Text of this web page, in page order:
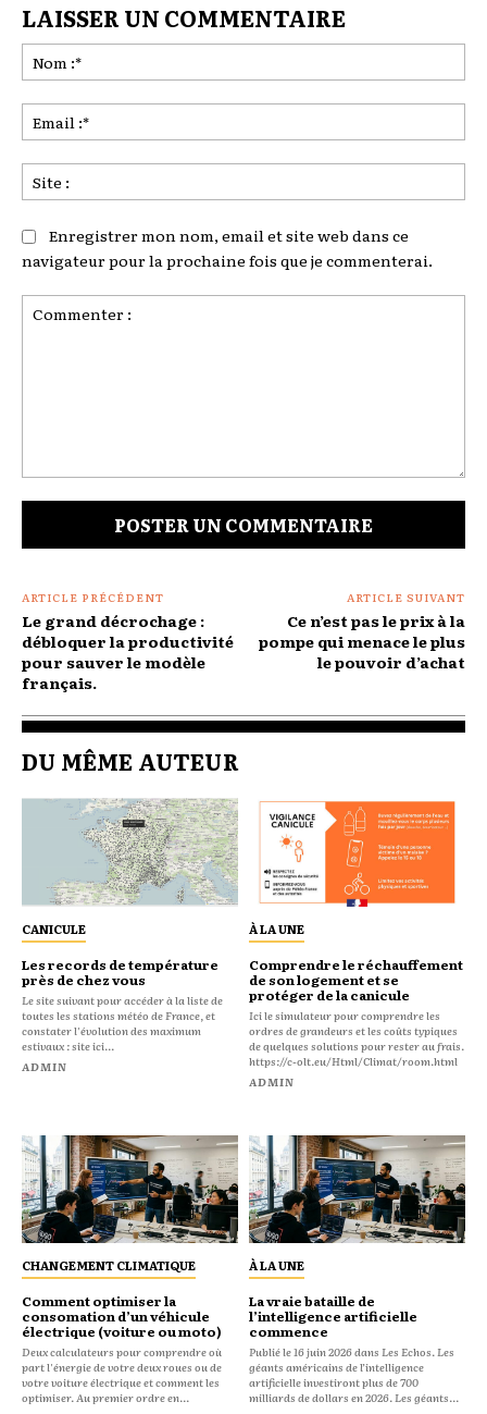
LAISSER UN COMMENTAIRE
:*
:*
:
Enregistrer mon nom, email et site web dans ce
navigateur pour la prochaine fois que je commenterai.
ARTICLE PRÉCÉDENT
Le grand décrochage :
débloquer la productivité
pour sauver le modèle
français.
ARTICLE SUIVANT
Ce n’est pas le prix à la
pompe qui menace le plus
le pouvoir d’achat
DU MÊME AUTEUR
CANICULE
Les records de température
près de chez vous
Le site suivant pour accéder à la liste de
toutes les stations météo de France, et
constater l'évolution des maximum
estivaux : site ici...
ADMIN
À LA UNE
Comprendre le réchauffement
de son logement et se
protéger de la canicule
Ici le simulateur pour comprendre les
ordres de grandeurs et les coûts typiques
de quelques solutions pour rester au frais.
https://c-olt.eu/Html/Climat/room.html
ADMIN
CHANGEMENT CLIMATIQUE
Comment optimiser la
consomation d’un véhicule
électrique (voiture ou moto)
Deux calculateurs pour comprendre où
part l'énergie de votre deux roues ou de
votre voiture électrique et comment les
optimiser. Au premier ordre en...
À LA UNE
La vraie bataille de
l’intelligence artificielle
commence
Publié le 16 juin 2026 dans Les Echos. Les
géants américains de l’intelligence
artificielle investiront plus de 700
milliards de dollars en 2026. Les géants...